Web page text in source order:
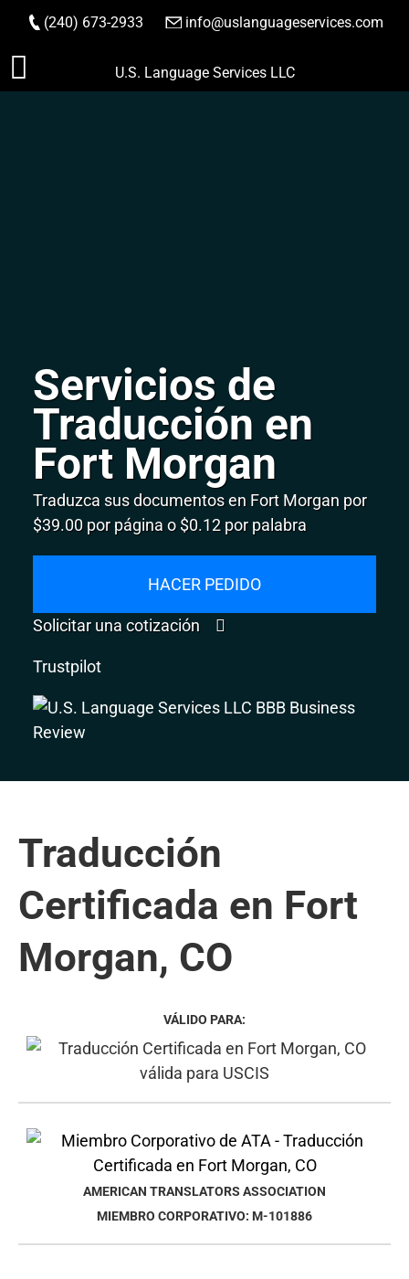
Saltar
(240) 673-2933 info@uslanguageservices.com
HACER PEDIDO
U.S. Language Services LLC
Servicios de
Traducción en
Fort Morgan
Traduzca sus documentos en Fort Morgan por
$39.00 por página o $0.12 por palabra
HACER PEDIDO
Solicitar una cotización
Trustpilot
Traducción
Certificada en Fort
Morgan, CO
VÁLIDO PARA:
AMERICAN TRANSLATORS ASSOCIATION
MIEMBRO CORPORATIVO: M-101886